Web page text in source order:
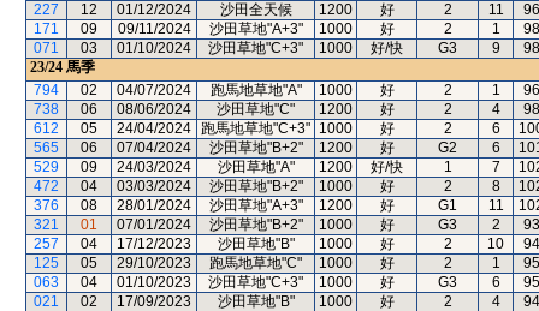
227
12 01/12/2024 沙田全天候 1200 好 2 11
96
171
09 09/11/2024 沙田草地"A+3" 1000 好 2 1
98
071
03 01/10/2024 沙田草地"C+3" 1000 好/快 G3 9
98
23/24 馬季
794
02 04/07/2024 跑馬地草地"A" 1000 好 2 1
96
738
06 08/06/2024 沙田草地"C" 1200 好 2 4
98
612
05 24/04/2024 跑馬地草地"C+3" 1000 好 2 6
565
06 07/04/2024 沙田草地"B+2" 1200 好 G2 6
529
09 24/03/2024 沙田草地"A" 1200 好/快 1 7
472
04 03/03/2024 沙田草地"B+2" 1000 好 2 8
376
08 28/01/2024 沙田草地"A+3" 1200 好 G1 11
321
01 07/01/2024 沙田草地"B+2" 1000 好 G3 2
93
257
04 17/12/2023 沙田草地"B" 1000 好 2 10
94
125
05 29/10/2023 跑馬地草地"C" 1000 好 2 1
95
063
04 01/10/2023 沙田草地"C+3" 1000 好 G3 6
95
021
02 17/09/2023 沙田草地"B" 1000 好 2 4
94